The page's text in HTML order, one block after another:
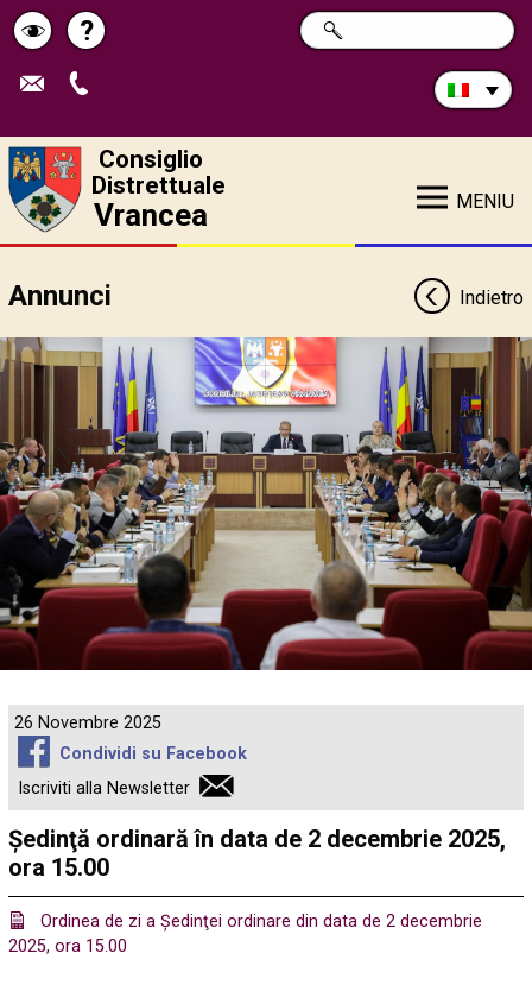
Schimbă
contrastul
Pagina
de
?
Cerca
nel
RICERCA
Consiglio
Distrettuale
Vrancea MENIU
Annunci Indietro
26 Novembre 2025
Condividi su Facebook
Iscriviti alla Newsletter
Ședinţă ordinară în data de 2 decembrie 2025,
ora 15.00
Ordinea de zi a Ședinţei ordinare din data de 2 decembrie
2025, ora 15.00